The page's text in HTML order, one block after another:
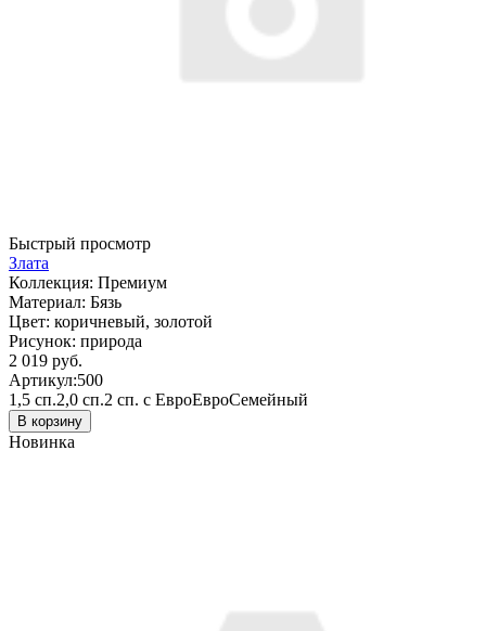
Быстрый просмотр
Злата
Коллекция: Премиум
Материал: Бязь
Цвет: коричневый, золотой
Рисунок: природа
2 019 руб.
Артикул:500
1,5 сп.2,0 сп.2 сп. с ЕвроЕвроСемейный
В корзину
Новинка